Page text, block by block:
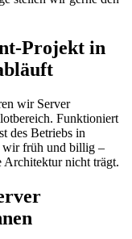
Projekt in
wir Server
Funktioniert
des Betriebs in
wir früh und billig –
Architektur nicht trägt.